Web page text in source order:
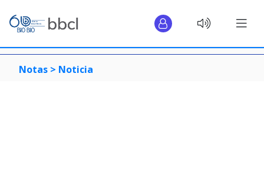
Notas > Noticia